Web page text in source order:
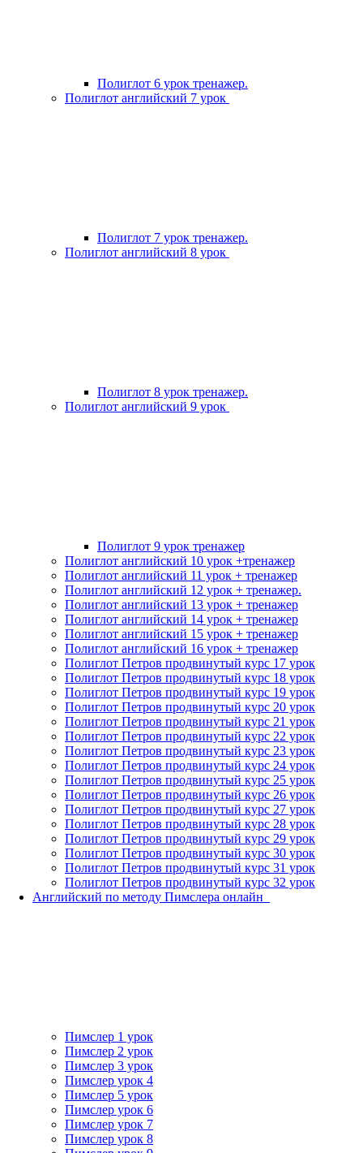
Полиглот 6 урок тренажер.
Полиглот английский 7 урок
Полиглот 7 урок тренажер.
Полиглот английский 8 урок
Полиглот 8 урок тренажер.
Полиглот английский 9 урок
Полиглот 9 урок тренажер
Полиглот английский 10 урок +тренажер
Полиглот английский 11 урок + тренажер
Полиглот английский 12 урок + тренажер.
Полиглот английский 13 урок + тренажер
Полиглот английский 14 урок + тренажер
Полиглот английский 15 урок + тренажер
Полиглот английский 16 урок + тренажер
Полиглот Петров продвинутый курс 17 урок
Полиглот Петров продвинутый курс 18 урок
Полиглот Петров продвинутый курс 19 урок
Полиглот Петров продвинутый курс 20 урок
Полиглот Петров продвинутый курс 21 урок
Полиглот Петров продвинутый курс 22 урок
Полиглот Петров продвинутый курс 23 урок
Полиглот Петров продвинутый курс 24 урок
Полиглот Петров продвинутый курс 25 урок
Полиглот Петров продвинутый курс 26 урок
Полиглот Петров продвинутый курс 27 урок
Полиглот Петров продвинутый курс 28 урок
Полиглот Петров продвинутый курс 29 урок
Полиглот Петров продвинутый курс 30 урок
Полиглот Петров продвинутый курс 31 урок
Полиглот Петров продвинутый курс 32 урок
Английский по методу Пимслера онлайн_
Пимслер 1 урок
Пимслер 2 урок
Пимслер 3 урок
Пимслер урок 4
Пимслер 5 урок
Пимслер урок 6
Пимслер урок 7
Пимслер урок 8